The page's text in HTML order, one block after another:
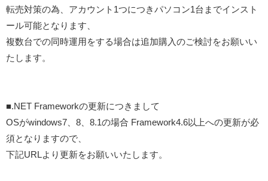
転売対策の為、アカウント1つにつきパソコン1台までインスト
ール可能となります、
複数台での同時運用をする場合は追加購入のご検討をお願いい
たします。
■.NET Frameworkの更新につきまして
OSがwindows7、8、8.1の場合 Framework4.6以上への更新が必
須となりますので、
下記URLより更新をお願いいたします。